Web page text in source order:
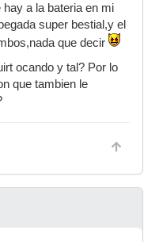
a la bateria en mi
super bestial,y el
que decir
ocando y tal? Por lo
que tambien le